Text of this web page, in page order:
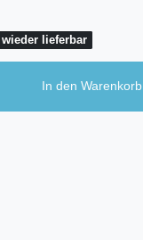
lieferbar
In den Warenkorb